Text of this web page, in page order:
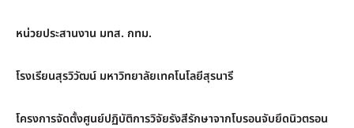
หน่วยประสานงาน มทส. กทม.
โรงเรียนสุรวิวัฒน์ มหาวิทยาลัยเทคโนโลยีสุรนารี
โครงการจัดตั้งศูนย์ปฏิบัติการวิจัยรังสีรักษาจากโบรอนจับยึดนิวตรอน